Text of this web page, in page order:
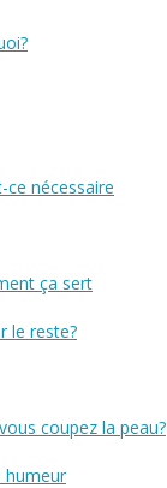
nécessaire
ça sert
le reste?
coupez la peau?
humeur